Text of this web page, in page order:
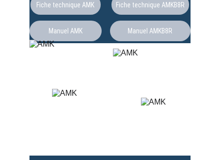
Fiche technique AMK
Manuel AMK Manuel AMKB8R
Fiche technique AMKB8R